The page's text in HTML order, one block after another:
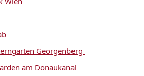
Georgenberg
am Donaukanal